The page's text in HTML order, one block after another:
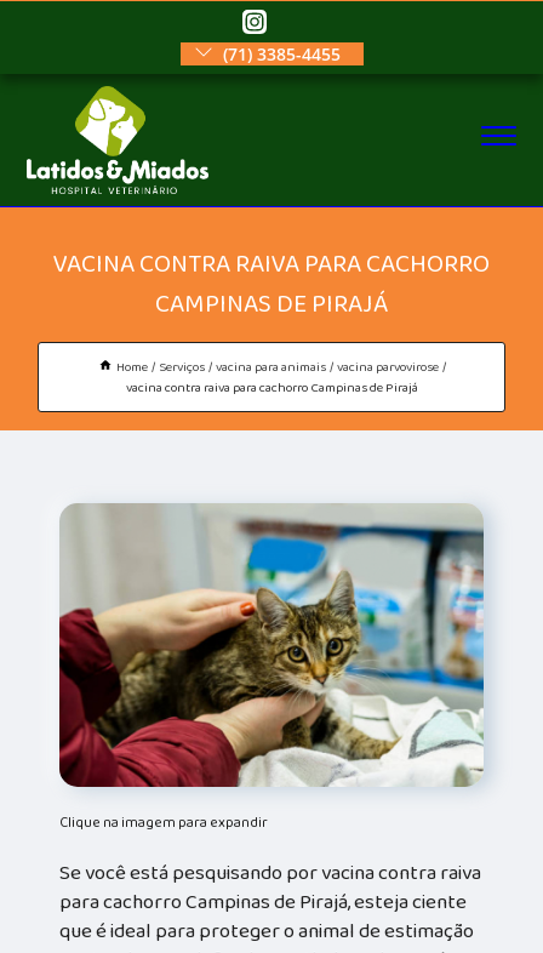
(71) 3385-4455
VACINA CONTRA RAIVA PARA CACHORRO
CAMPINAS DE PIRAJÁ
Home Serviços vacina para animais vacina parvovirose
vacina contra raiva para cachorro Campinas de Pirajá
Clique na imagem para expandir
Se você está pesquisando por vacina contra raiva
para cachorro Campinas de Pirajá, esteja ciente
que é ideal para proteger o animal de estimação